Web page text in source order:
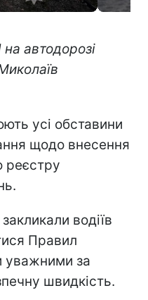
автодорозі
усі обставини
щодо внесення
реєстру
водіїв
Правил
уважними за
швидкість.